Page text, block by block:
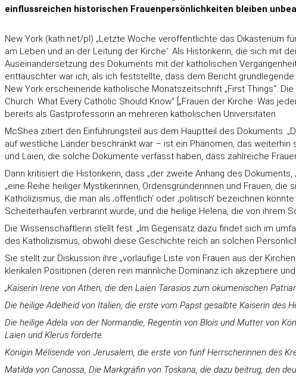
einflussreichen historischen Frauenpersönlichkeiten bleiben
New York (kath.net/pl) „Letzte Woche veröffentlichte das Dikasterium
am Leben und an der Leitung der Kirche‘. Als Historikerin, die sich mit
Auseinandersetzung des Dokuments mit der katholischen
enttäuschter war ich, als ich feststellte, dass dem Bericht grundlegende
New York erscheinende katholische Monatszeitschrift „First Things“.
Church: What Every Catholic Should Know“ [„Frauen der Kirche. Was
bereits als Gastprofessorin an mehreren katholischen Universitäten.
McShea zitiert den Einführungsteil aus dem Hauptteil des Dokuments:
auf westliche Länder beschränkt war – ist ein Phänomen, das
und Laien, die solche Dokumente verfasst haben, dass zahlreiche
Dann kritisiert die Historikerin, dass „der zweite Anhang des
„eine Reihe heiliger Mystikerinnen, Ordensgründerinnen und Frauen,
Katholizismus, die man als ‚öffentlich‘ oder ‚politisch‘ bezeichnen
Scheiterhaufen verbrannt wurde, und die heilige Helena, die von ihrem
Die Wissenschaftlerin stellt fest: „Im Gegensatz dazu findet sich im
des Katholizismus, obwohl diese Geschichte reich an solchen
Sie stellt zur Diskussion ihre „vorläufige Liste von Frauen aus der
klerikalen Positionen (deren rein männliche Dominanz ich akzeptiere
„Kaiserin Irene von Athen, die den Laien Tarasios zum ökumenischen
Die heilige Adelheid von Italien, die erste vom Papst gesalbte Kaiserin des
Die heilige Adela von der Normandie, Regentin von Blois und Mutter von
Laien und Klerus förderte.
Königin Mélisende von Jerusalem, die erste von fünf Herrscherinnen des
Matilda von Canossa, Die Markgräfin von Toskana, die dazu beitrug, den